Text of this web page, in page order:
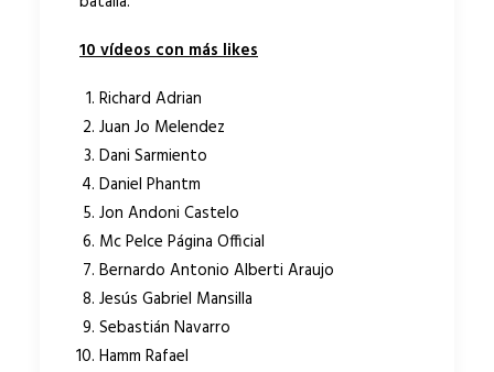
10 vídeos con más likes
Richard Adrian
Juan Jo Melendez
Dani Sarmiento
Daniel Phantm
Jon Andoni Castelo
Mc Pelce Página Official
Bernardo Antonio Alberti Araujo
Jesús Gabriel Mansilla
Sebastián Navarro
Hamm Rafael